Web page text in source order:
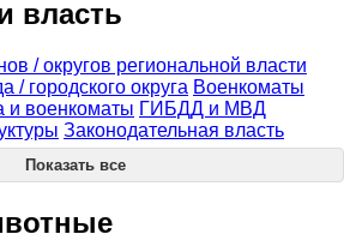
власть
/ округов региональной власти
/ городского округа Военкоматы
и военкоматы ГИБДД и МВД
Законодательная власть
Показать все